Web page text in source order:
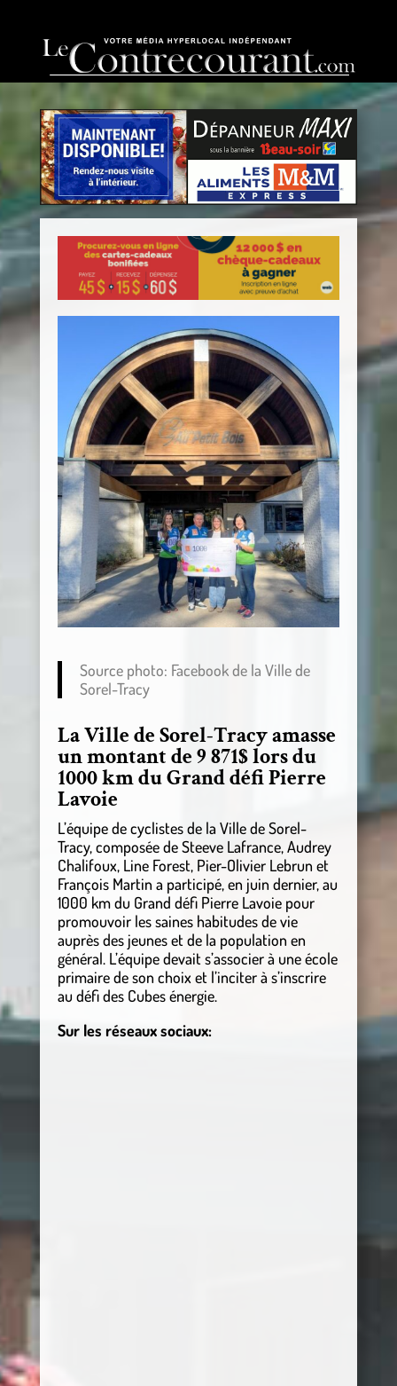
Source photo: Facebook de la Ville de
Sorel-Tracy
La Ville de Sorel-Tracy amasse
un montant de 9 871$ lors du
1000 km du Grand défi Pierre
Lavoie
L’équipe de cyclistes de la Ville de Sorel-
Tracy, composée de Steeve Lafrance, Audrey
Chalifoux, Line Forest, Pier-Olivier Lebrun et
François Martin a participé, en juin dernier, au
1000 km du Grand défi Pierre Lavoie pour
promouvoir les saines habitudes de vie
auprès des jeunes et de la population en
général. L’équipe devait s’associer à une école
primaire de son choix et l’inciter à s’inscrire
au défi des Cubes énergie.
Sur les réseaux sociaux: